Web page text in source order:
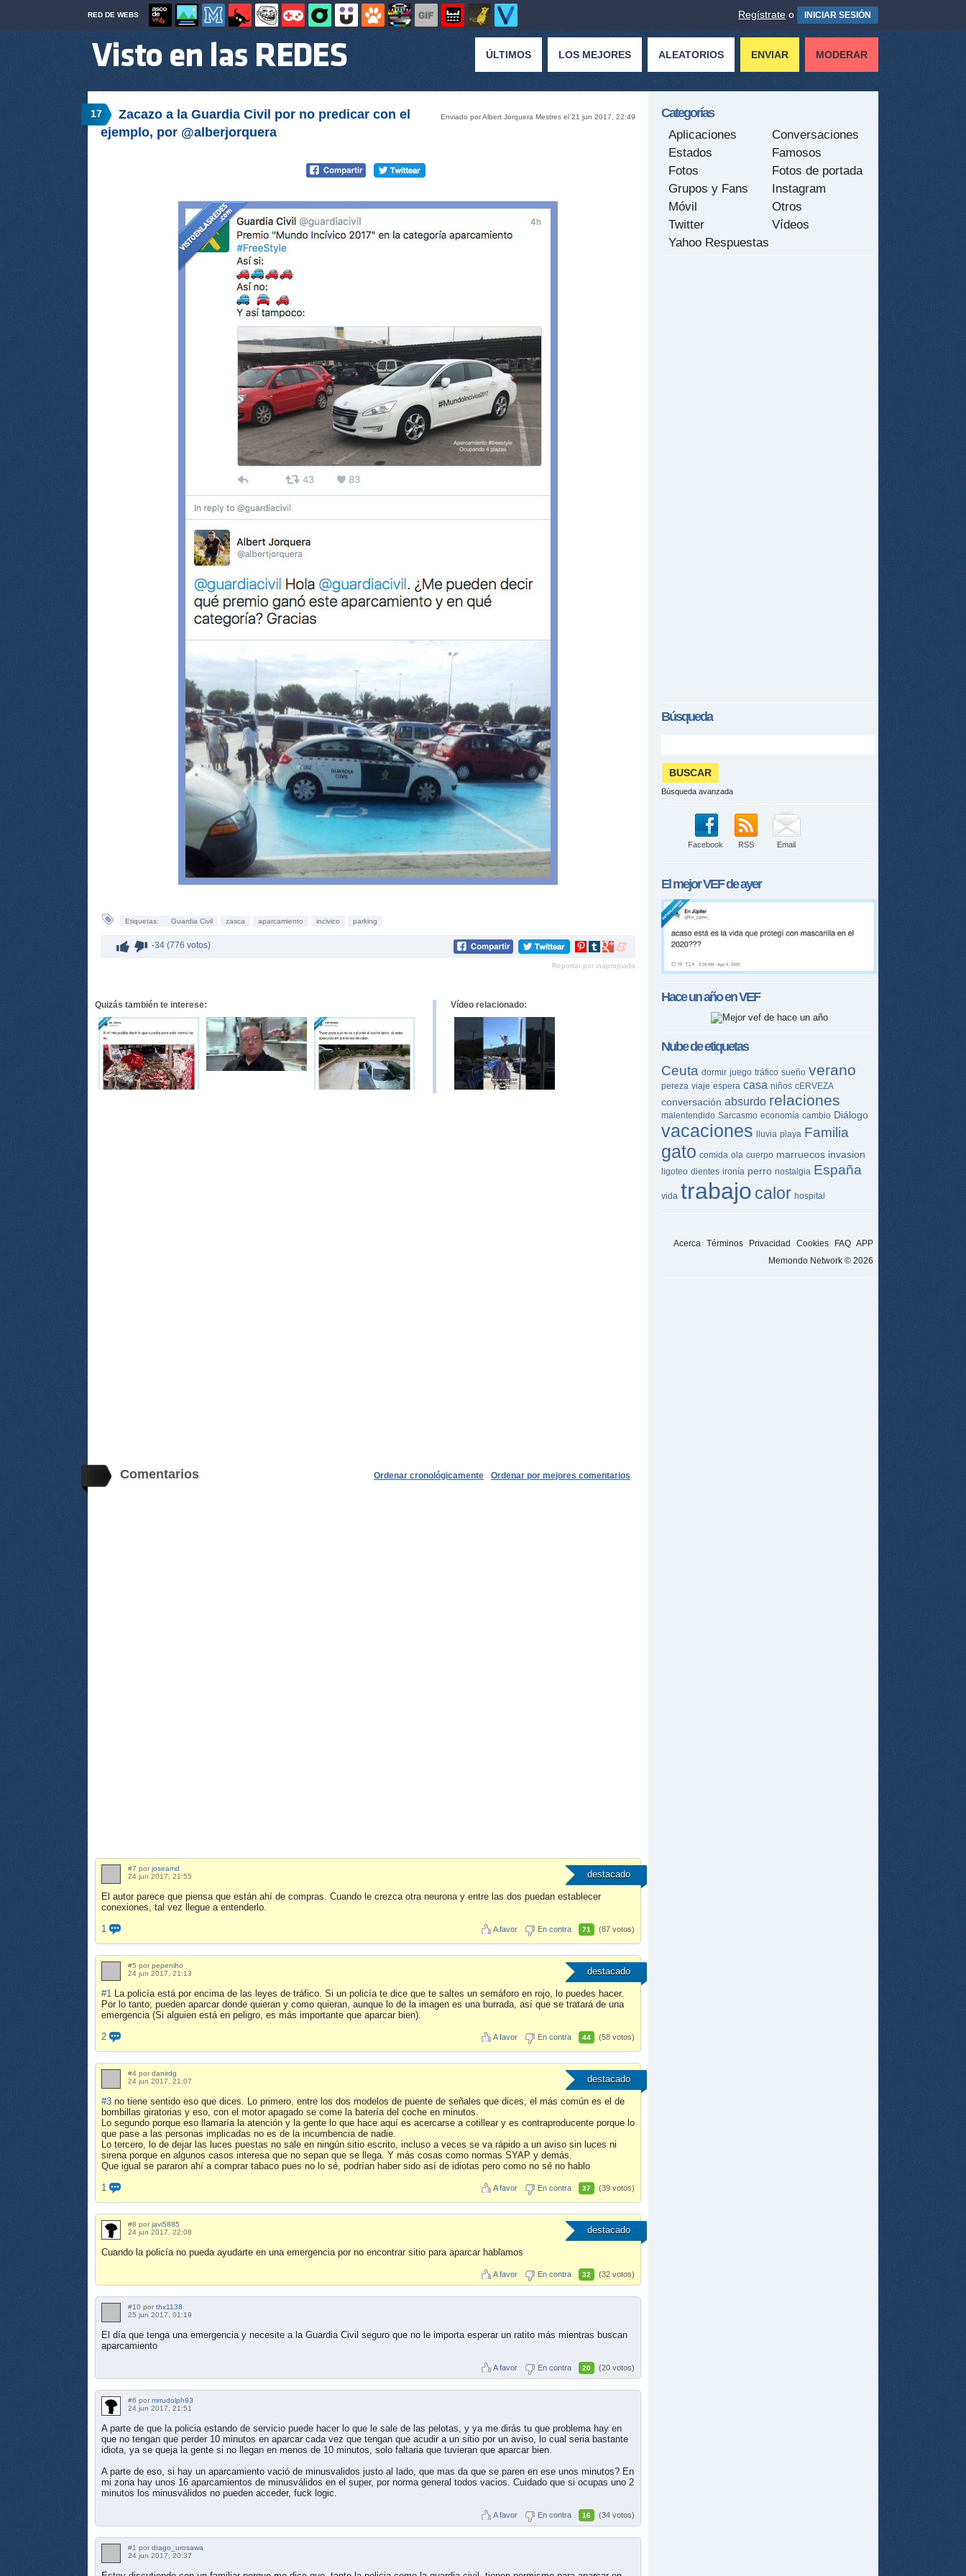
RED DE WEBS Regístrate o INICIAR SESIÓN
ÚLTIMOS LOS MEJORES ALEATORIOS ENVIAR MODERAR
17 Enviado por Albert Jorquera Mestres el 21 jun 2017, 22:49
Zacazo a la Guardia Civil por no predicar con el
ejemplo, por @alberjorquera
Etiquetas: Guardia Civil zasca aparcamiento incivico parking
-34 (776 votos)
Compartir
Pinterest
Compartir
tumblr
Compartir
Google+
Compartir
meneame
Reportar por inapropiado
Quizás también te interese: Vídeo relacionado:
Comentarios Ordenar por mejores comentarios
Ordenar cronológicamente
destacado
#7 por joseamd
24 jun 2017, 21:55
El autor parece que piensa que están ahí de compras. Cuando le crezca otra neurona y entre las dos puedan establecer
conexiones, tal vez llegue a entenderlo.
1
A favor En contra 71 (87 votos)
destacado
#5 por pepeniho
24 jun 2017, 21:13
#1
La policía está por encima de las leyes de tráfico. Si un policía te dice que te saltes un semáforo en rojo, lo puedes hacer.
Por lo tanto, pueden aparcar donde quieran y como quieran, aunque lo de la imagen es una burrada, así que se tratará de una
emergencia (Si alguien está en peligro, es más importante que aparcar bien).
2
A favor En contra 44 (58 votos)
destacado
#4 por danirdg
24 jun 2017, 21:07
#3 no tiene sentido eso que dices. Lo primero, entre los dos modelos de puente de señales que dices, el más común es el de
bombillas giratorias y eso, con el motor apagado se come la batería del coche en minutos.
Lo segundo porque eso llamaría la atención y la gente lo que hace aquí es acercarse a cotillear y es contraproducente porque lo
que pase a las personas implicadas no es de la incumbencia de nadie.
Lo tercero, lo de dejar las luces puestas no sale en ningún sitio escrito, incluso a veces se va rápido a un aviso sin luces ni
sirena porque en algunos casos interesa que no sepan que se llega. Y más cosas como normas SYAP y demás.
Que igual se pararon ahí a comprar tabaco pues no lo sé, podrían haber sido así de idiotas pero como no sé no hablo
1
A favor En contra 37 (39 votos)
destacado
#8 por javi5885
24 jun 2017, 22:08
Cuando la policía no pueda ayudarte en una emergencia por no encontrar sitio para aparcar hablamos
A favor En contra 32 (32 votos)
#10 por thx1138
25 jun 2017, 01:19
El día que tenga una emergencia y necesite a la Guardia Civil seguro que no le importa esperar un ratito más mientras buscan
aparcamiento
A favor En contra 20 (20 votos)
#6 por mrrudolph93
24 jun 2017, 21:51
A parte de que la policia estando de servicio puede hacer lo que le sale de las pelotas, y ya me dirás tu que problema hay en
que no tengan que perder 10 minutos en aparcar cada vez que tengan que acudir a un sitio por un aviso, lo cual seria bastante
idiota, ya se queja la gente si no llegan en menos de 10 minutos, solo faltaria que tuvieran que aparcar bien.
A parte de eso, si hay un aparcamiento vació de minusvalidos justo al lado, que mas da que se paren en ese unos minutos? En
mi zona hay unos 16 aparcamientos de minusválidos en el super, por norma general todos vacios. Cuidado que si ocupas uno 2
minutos los minusválidos no pueden acceder, fuck logic.
A favor En contra 16 (34 votos)
#1 por drago_urosawa
24 jun 2017, 20:37
Categorías
Aplicaciones
Conversaciones
Estados
Famosos
Fotos
Fotos de portada
Grupos y Fans
Instagram
Móvil
Otros
Twitter
Vídeos
Yahoo Respuestas
Búsqueda
Búsqueda avanzada
Facebook RSS Email
El mejorVEFde ayer
Hace un año enVEF
Nube de etiquetas
Ceuta dormir juego tráfico sueño verano
pereza viaje espera casa niños cERVEZA
conversación absurdo relaciones
malentendido Sarcasmo economía cambio Diálogo
vacaciones lluvia playa Familia
gato comida ola cuerpo marruecos invasion
ligoteo dientes ironía perro nostalgia España
vida trabajo calor hospital
Acerca Términos Privacidad Cookies FAQ APP
Memondo Network © 2026